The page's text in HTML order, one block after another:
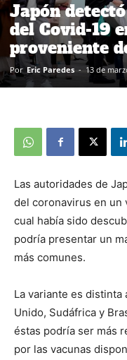
Japón
del Covid-19
proveniente
Por Eric Paredes - 13 de
Las autoridades de
del coronavirus en un
cual había sido
podría presentar un
más comunes.
La variante es
Unido, Sudáfrica y
éstas podría ser más
por las vacunas